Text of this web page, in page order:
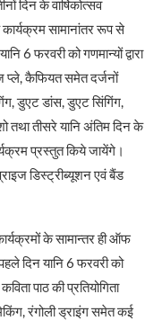
दिन के वार्षिकोत्सव
सामानांतर रूप से
6 फरवरी को गणमान्यों द्वारा
प्ले, कैफियत समेत दर्जनों
डुएट डांस, डुएट सिंगिंग,
तथा तीसरे यानि अंतिम दिन के
प्रस्तुत किये जायेंगे।
डिस्ट्रीब्यूशन एवं बैंड
के सामान्तर ही ऑफ
दिन यानि 6 फरवरी को
पाठ की प्रतियोगिता
रंगोली ड्राइंग समेत कई